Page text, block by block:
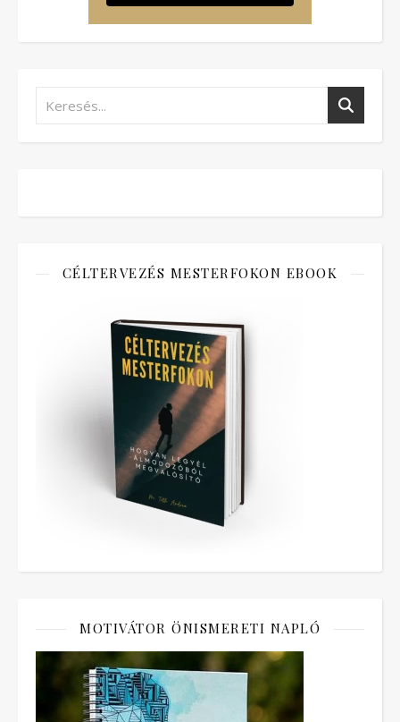
CÉLTERVEZÉS MESTERFOKON EBOOK
MOTIVÁTOR ÖNISMERETI NAPLÓ